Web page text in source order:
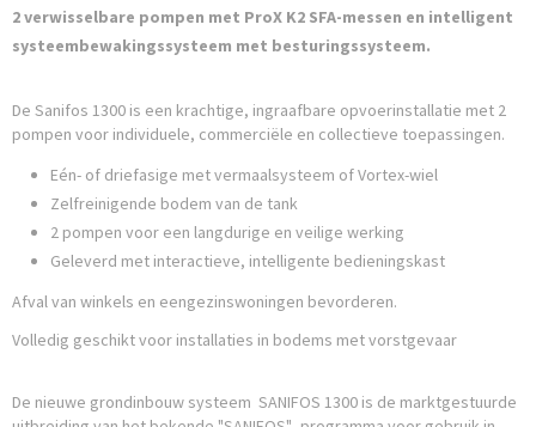
2 verwisselbare pompen met ProX K2 SFA-messen en intelligent
systeembewakingssysteem met besturingssysteem.
De Sanifos 1300 is een krachtige, ingraafbare opvoerinstallatie met 2
pompen voor individuele, commerciële en collectieve toepassingen.
Eén- of driefasige met vermaalsysteem of Vortex-wiel
Zelfreinigende bodem van de tank
2 pompen voor een langdurige en veilige werking
Geleverd met interactieve, intelligente bedieningskast
Afval van winkels en eengezinswoningen bevorderen.
Volledig geschikt voor installaties in bodems met vorstgevaar
De nieuwe grondinbouw systeem SANIFOS 1300 is de marktgestuurde